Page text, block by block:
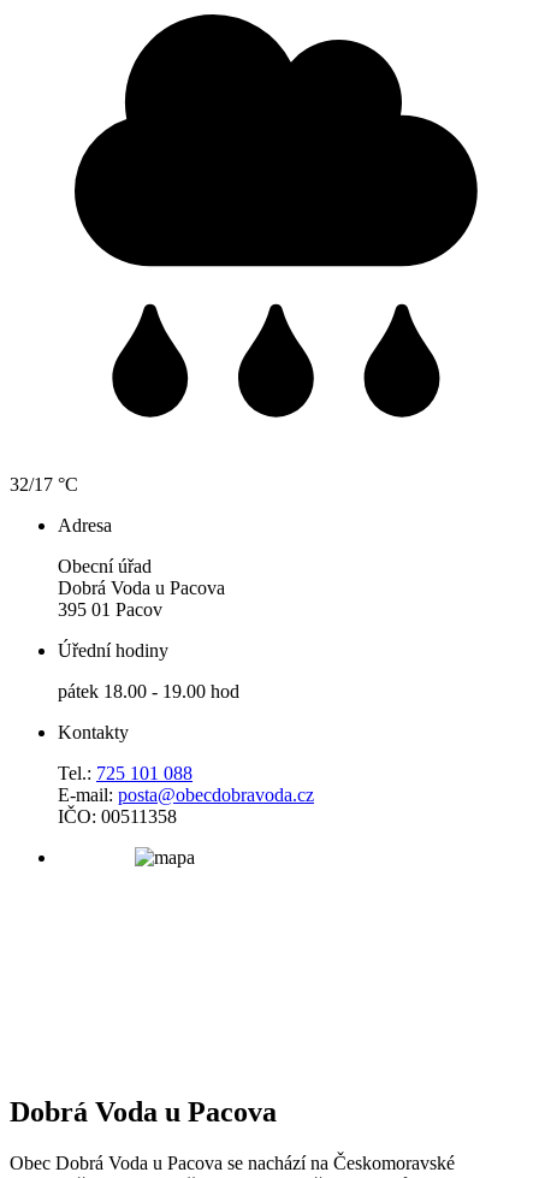
32/17 °C
Adresa
Obecní úřad
Dobrá Voda u Pacova
395 01 Pacov
Úřední hodiny
pátek 18.00 - 19.00 hod
Kontakty
Tel.: 725 101 088
E-mail: posta@obecdobravoda.cz
IČO: 00511358
Dobrá Voda u Pacova
Obec Dobrá Voda u Pacova se nachází na Českomoravské